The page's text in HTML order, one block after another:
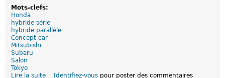
o
u
i
t
f
P
H
E
Mots-clefs:
Honda
hybride série
hybride parallèle
Concept-car
Mitsubishi
Subaru
Salon
Tokyo
Lire la suite
Identifiez-vous pour poster des commentaires